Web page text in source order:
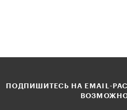
ПОДПИШИТЕСЬ НА EMAIL-